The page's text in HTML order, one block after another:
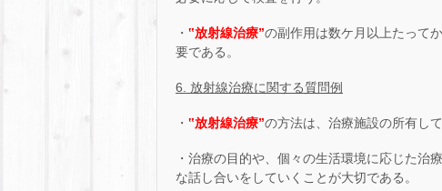
・ ‟放射線治療”の副作用は数ケ月以上たって
要である。
6. 放射線治療に関する質問例
・ ‟放射線治療”の方法は、治療施設の所有し
・治療の目的や、個々の生活環境に応じた治
な話し合いをしていくことが大切である。